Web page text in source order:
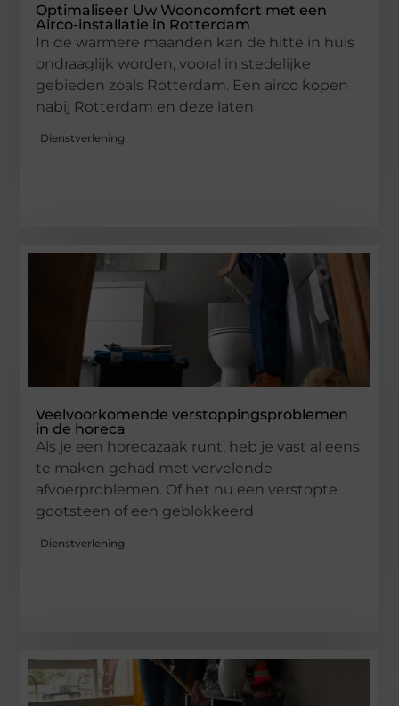
Optimaliseer Uw Wooncomfort met een
Airco-installatie in Rotterdam
In de warmere maanden kan de hitte in huis
ondraaglijk worden, vooral in stedelijke
gebieden zoals Rotterdam. Een airco kopen
nabij Rotterdam en deze laten
Dienstverlening
Veelvoorkomende verstoppingsproblemen
in de horeca
Als je een horecazaak runt, heb je vast al eens
te maken gehad met vervelende
afvoerproblemen. Of het nu een verstopte
gootsteen of een geblokkeerd
Dienstverlening